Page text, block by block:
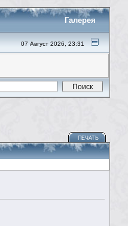
Галерея
07 Август 2026, 23:31
ПЕЧАТЬ